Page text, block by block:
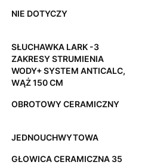
NIE DOTYCZY
SŁUCHAWKA LARK -3
ZAKRESY STRUMIENIA
WODY+ SYSTEM ANTICALC,
WĄŻ 150 CM
OBROTOWY CERAMICZNY
JEDNOUCHWYTOWA
GŁOWICA CERAMICZNA 35